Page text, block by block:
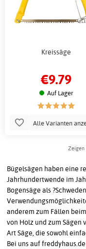
Kreissäge
€9.79
Auf Lager
Alle Varianten
Zeigen
Bügelsägen haben eine
Jahrhundertwende im
Bogensäge als
anderem zum Fällen
von Holz und zum Sägen
Art Säge, die sowohl
Bei uns auf